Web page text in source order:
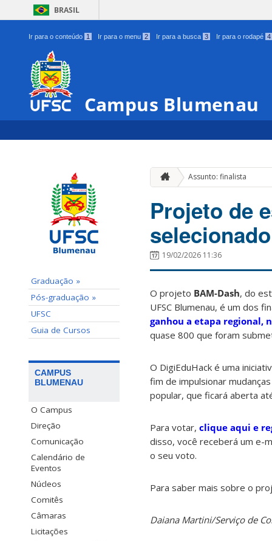
BRASIL
Ir para o conteúdo 1 Ir para o menu 2 Ir para a busca 3 Ir para o rodapé 4
Campus Blumenau
Graduação »
Pós-graduação »
UFSC
Guia de Cursos
CAMPUS
BLUMENAU
O Campus
Direção
Comunicação
Calendário de
Eventos
Núcleos
Comitês
Câmaras
Licitações
Assunto: finalista
Projeto de
19/02/2026 11:36
O projeto BAM-Dash, do
UFSC Blumenau, é um dos
ganhou a etapa regional,
quase 800 que foram
O DigiEduHack é uma
fim de impulsionar
popular, que ficará aberta
Para votar, clique aqui e
disso, você receberá um e-
o seu voto.
Para saber mais sobre o
Daiana Martini/Serviço de